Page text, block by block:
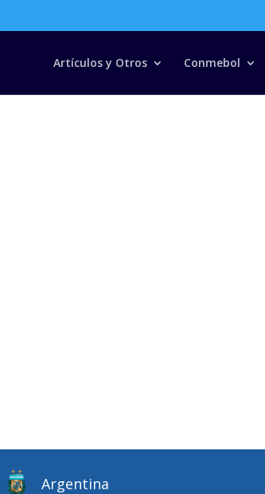
Artículos y Otros Conmebol
Búsqueda
productos
Argentina